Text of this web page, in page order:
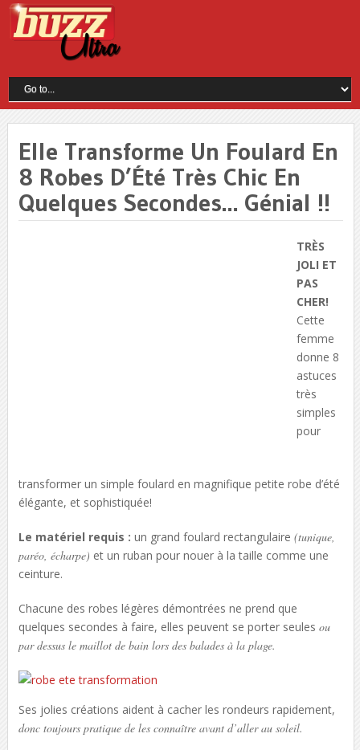
Elle Transforme Un Foulard En
8 Robes D’Été Très Chic En
Quelques Secondes… Génial !!
TRÈS
JOLI ET
PAS
CHER!
Cette
femme
donne 8
astuces
très
simples
pour
transformer un simple foulard en magnifique petite robe d’été
élégante, et sophistiquée!
Le matériel requis : un grand foulard rectangulaire (tunique,
paréo, écharpe) et un ruban pour nouer à la taille comme une
ceinture.
Chacune des robes légères démontrées ne prend que
quelques secondes à faire, elles peuvent se porter seules ou
par dessus le maillot de bain lors des balades à la plage.
Ses jolies créations aident à cacher les rondeurs rapidement,
donc toujours pratique de les connaître avant d’aller au soleil.